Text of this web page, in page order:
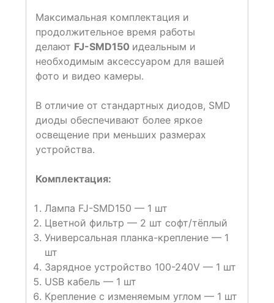
Максимальная комплектация и
продолжительное время работы
делают FJ-SMD150 идеальным и
необходимым аксессуаром для вашей
фото и видео камеры.
В отличие от стандартных диодов, SMD
диоды обеспечивают более яркое
освещение при меньших размерах
устройства.
Комплектация:
Лампа FJ-SMD150 — 1 шт
Цветной фильтр — 2 шт софт/тёплый
Универсальная планка-крепление — 1
шт
Зарядное устройство 100-240V — 1 шт
USB кабель — 1 шт
Крепление с изменяемым углом — 1 шт